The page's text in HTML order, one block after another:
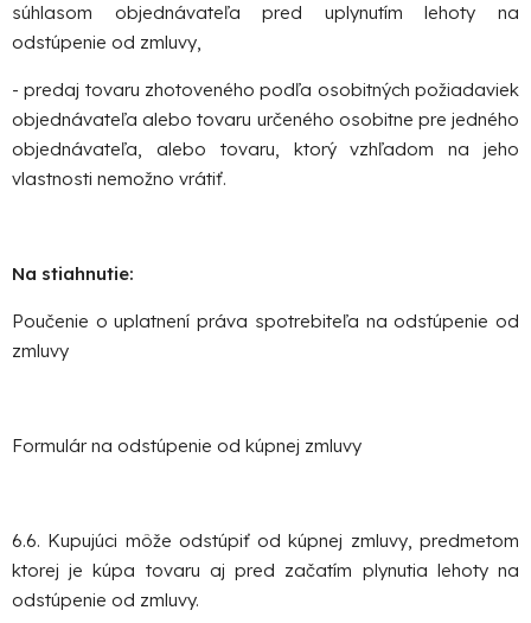
súhlasom objednávateľa pred uplynutím lehoty na
odstúpenie od zmluvy,
- predaj tovaru zhotoveného podľa osobitných požiadaviek
objednávateľa alebo tovaru určeného osobitne pre jedného
objednávateľa, alebo tovaru, ktorý vzhľadom na jeho
vlastnosti nemožno vrátiť.
Na stiahnutie:
Poučenie o uplatnení práva spotrebiteľa na odstúpenie od
zmluvy
Formulár na odstúpenie od kúpnej zmluvy
6.6. Kupujúci môže odstúpiť od kúpnej zmluvy, predmetom
ktorej je kúpa tovaru aj pred začatím plynutia lehoty na
odstúpenie od zmluvy.